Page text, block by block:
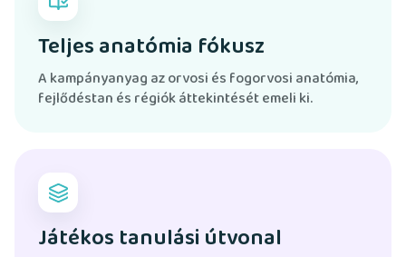
Teljes anatómia fókusz
A kampányanyag az orvosi és fogorvosi anatómia,
fejlődéstan és régiók áttekintését emeli ki.
Játékos tanulási útvonal